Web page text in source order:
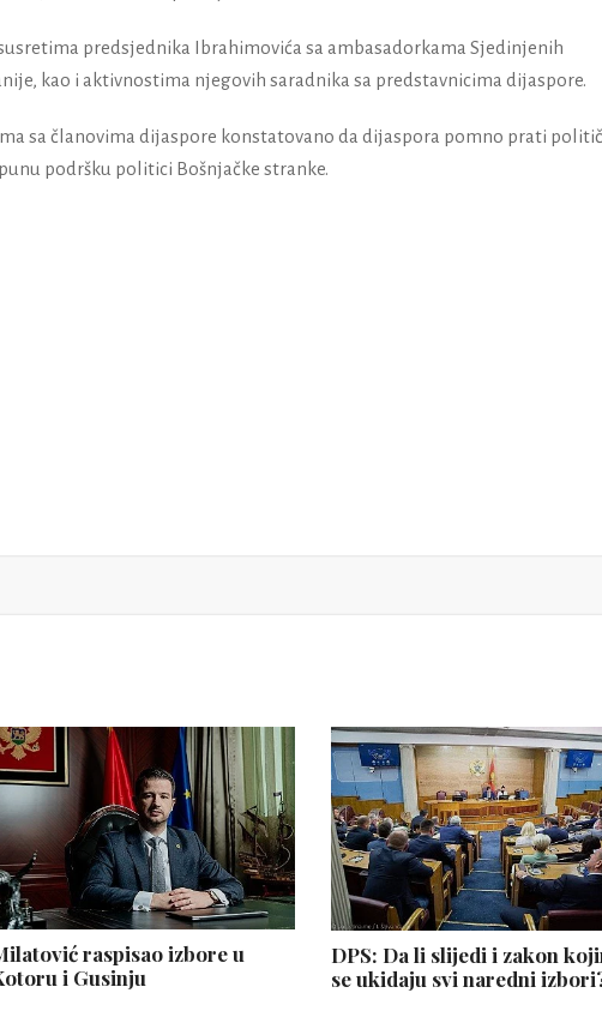
predsjednika Ibrahimovića sa ambasadorkama Sjedinjenih
kao i aktivnostima njegovih saradnika sa predstavnicima dijaspore.
sa članovima dijaspore konstatovano da dijaspora pomno prati
podršku politici Bošnjačke stranke.
raspisao izbore u
i Gusinju
DPS: Da li slijedi i zakon
se ukidaju svi naredni